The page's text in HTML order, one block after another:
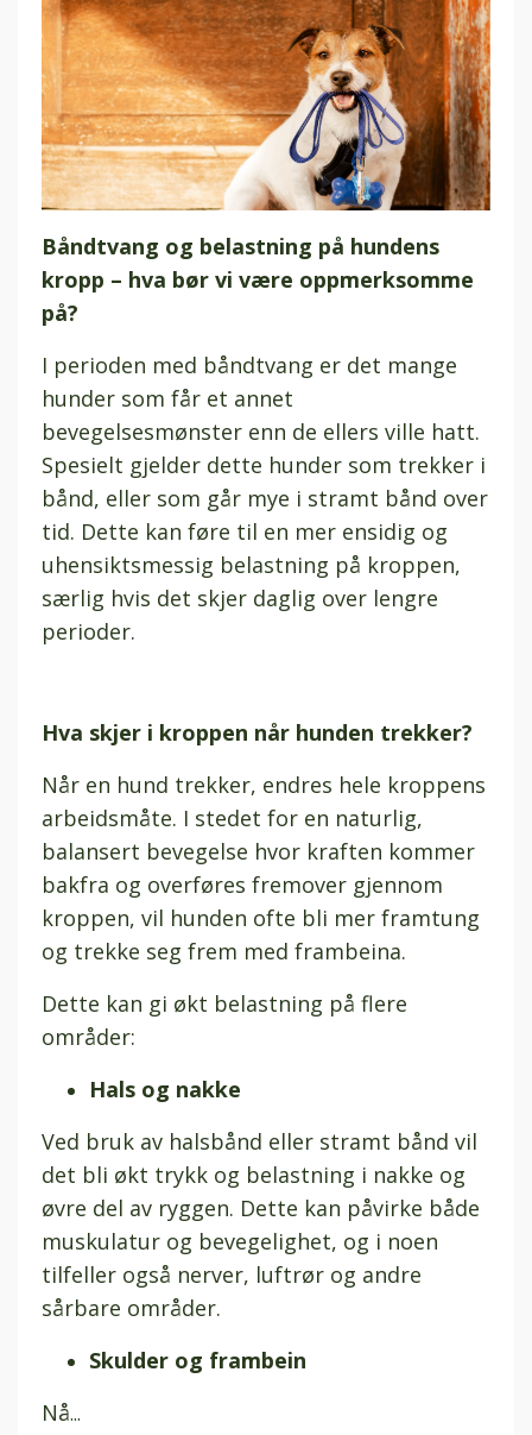
Båndtvang og belastning på hundens
kropp – hva bør vi være oppmerksomme
på?
I perioden med båndtvang er det mange
hunder som får et annet
bevegelsesmønster enn de ellers ville hatt.
Spesielt gjelder dette hunder som trekker i
bånd, eller som går mye i stramt bånd over
tid. Dette kan føre til en mer ensidig og
uhensiktsmessig belastning på kroppen,
særlig hvis det skjer daglig over lengre
perioder.
Hva skjer i kroppen når hunden trekker?
Når en hund trekker, endres hele kroppens
arbeidsmåte. I stedet for en naturlig,
balansert bevegelse hvor kraften kommer
bakfra og overføres fremover gjennom
kroppen, vil hunden ofte bli mer framtung
og trekke seg frem med frambeina.
Dette kan gi økt belastning på flere
områder:
Hals og nakke
Ved bruk av halsbånd eller stramt bånd vil
det bli økt trykk og belastning i nakke og
øvre del av ryggen. Dette kan påvirke både
muskulatur og bevegelighet, og i noen
tilfeller også nerver, luftrør og andre
sårbare områder.
Skulder og frambein
Nå...